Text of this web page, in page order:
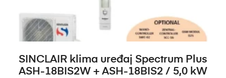
DODAJ U KOŠARICU
SINCLAIR klima uređaj Spectrum Plus
ASH-18BIS2W + ASH-18BIS2 / 5,0 kW